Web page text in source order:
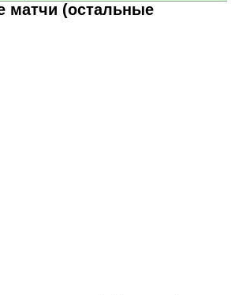
матчи (остальные